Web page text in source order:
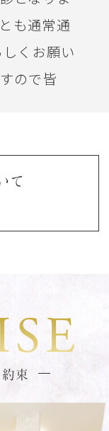
も通常通
くお願い
ので皆
びき治
周りのリ
て
束